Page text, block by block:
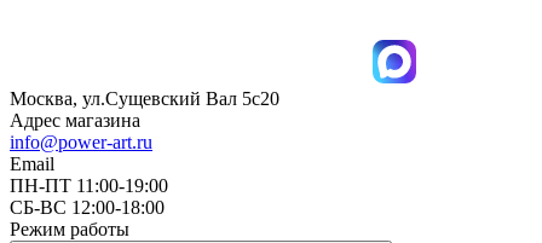
Москва, ул.Сущевский Вал 5с20
Адрес магазина
info@power-art.ru
Email
ПН-ПТ 11:00-19:00
СБ-ВС 12:00-18:00
Режим работы